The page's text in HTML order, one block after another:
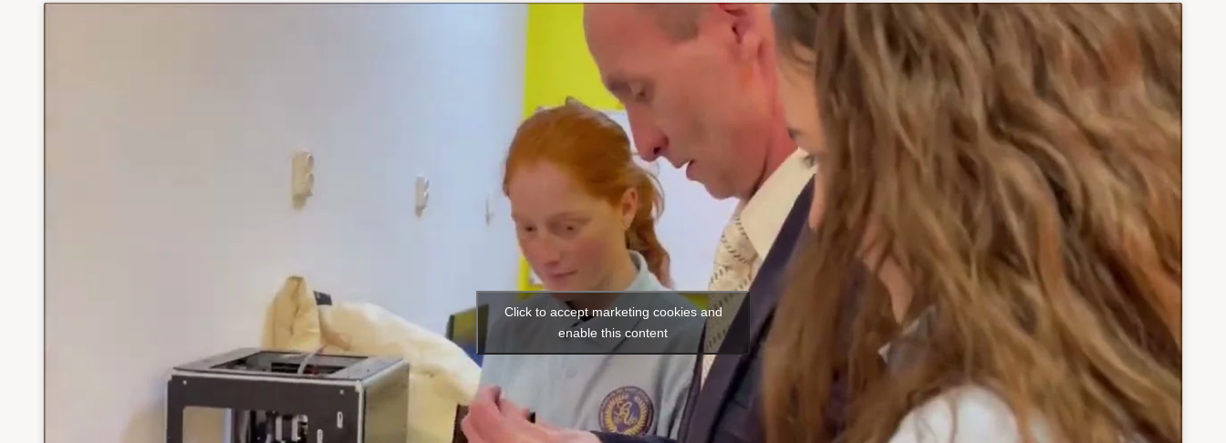
Click to accept marketing cookies and
enable this content